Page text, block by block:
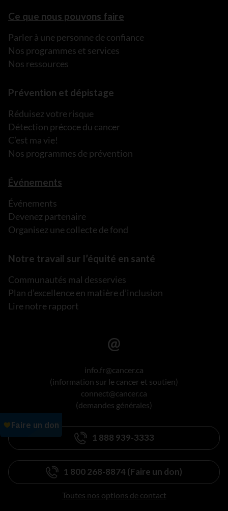
Ce que nous pouvons faire
Parler à une personne de confiance
Nos programmes et services
Nos ressources
Prévention et dépistage
Réduisez votre risque
Détection précoce du cancer
C’est ma vie!
Nos programmes de prévention
Événements
Événements
Devenez partenaire
Organisez une collecte de fond
Notre travail sur l’équité en santé
Communautés mal desservies
Plan d’excellence en matière d’inclusion
Lire notre rapport
info.fr@cancer.ca
(information sur le cancer et soutien)
connect@cancer.ca
(demandes générales)
1 888 939-3333
1 800 268-8874 (Faire un don)
Toutes nos options de contact